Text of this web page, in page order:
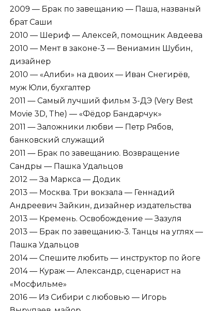
2009 — Брак по завещанию — Паша, названый
брат Саши
2010 — Шериф — Алексей, помощник Авдеева
2010 — Мент в законе-3 — Вениамин Шубин,
дизайнер
2010 — «Алиби» на двоих — Иван Снегирёв,
муж Юли, бухгалтер
2011 — Самый лучший фильм 3-ДЭ (Very Best
Movie 3D, The) — «Фёдор Бандарчук»
2011 — Заложники любви — Петр Рябов,
банковский служащий
2011 — Брак по завещанию. Возвращение
Сандры — Пашка Удальцов
2012 — За Маркса — Додик
2013 — Москва. Три вокзала — Геннадий
Андреевич Зайкин, дизайнер издательства
2013 — Кремень. Освобождение — Зазуля
2013 — Брак по завещанию-3. Танцы на углях —
Пашка Удальцов
2014 — Спешите любить — инструктор по йоге
2014 — Кураж — Александр, сценарист на
«Мосфильме»
2016 — Из Сибири с любовью — Игорь